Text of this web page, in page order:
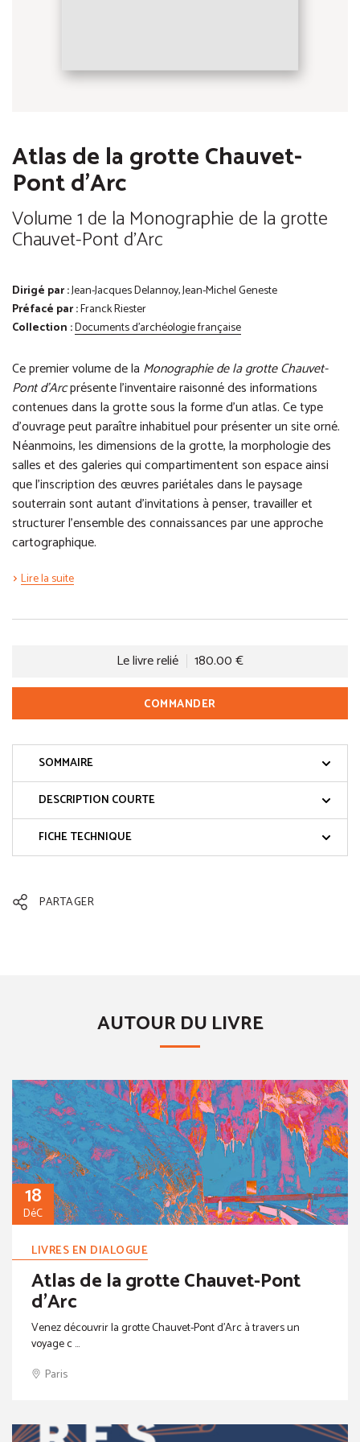
Atlas de la grotte Chauvet-
Pont d'Arc
Volume 1 de la Monographie de la grotte
Chauvet-Pont d'Arc
Dirigé par :Jean-Jacques Delannoy, Jean-Michel Geneste
Préfacé par :Franck Riester
Collection :Documents d'archéologie française
Ce premier volume de la Monographie de la grotte Chauvet-
Pont d’Arcprésente l’inventaire raisonné des informations
contenues dans la grotte sous la forme d’un atlas. Ce type
d’ouvrage peut paraître inhabituel pour présenter un site orné.
Néanmoins, les dimensions de la grotte, la morphologie des
salles et des galeries qui compartimentent son espace ainsi
que l’inscription des œuvres pariétales dans le paysage
souterrain sont autant d’invitations à penser, travailler et
structurer l’ensemble des connaissances par une approche
cartographique.
Lire la suite
Le livre relié 180.00 €
COMMANDER
SOMMAIRE
DESCRIPTION COURTE
FICHE TECHNIQUE
PARTAGER
AUTOUR DU LIVRE
18
DéC
LIVRES EN DIALOGUE
Atlas de la grotte Chauvet-Pont
d'Arc
Venez découvrir la grotte Chauvet-Pont d’Arc à travers un
voyage c ...
Paris